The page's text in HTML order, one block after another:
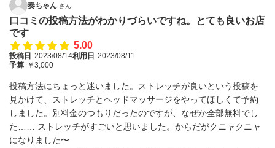
奏ちゃん さん
口コミの投稿方法がわかりづらいですね。とても良いお店
です
5.00
投稿日 2023/08/14利用日 2023/08/11
予算 ￥3,000
投稿方法にちょっと迷いました。ストレッチが良いという投稿を
見かけて、ストレッチとヘッドマッサージをやってほしくて予約
しました。別料金のつもりだったのですが、なぜか全部無料でし
た…… ストレッチがすごいと思いました。からだがクニャクニャ
になりました〜